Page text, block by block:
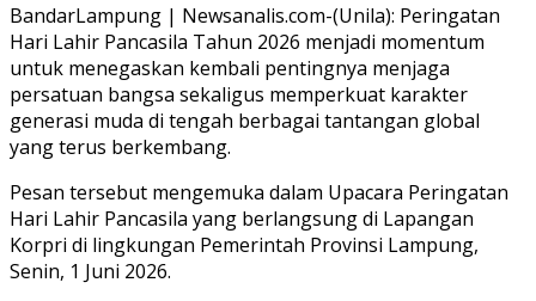
BandarLampung | Newsanalis.com-(Unila): Peringatan
Hari Lahir Pancasila Tahun 2026 menjadi momentum
untuk menegaskan kembali pentingnya menjaga
persatuan bangsa sekaligus memperkuat karakter
generasi muda di tengah berbagai tantangan global
yang terus berkembang.
Pesan tersebut mengemuka dalam Upacara Peringatan
Hari Lahir Pancasila yang berlangsung di Lapangan
Korpri di lingkungan Pemerintah Provinsi Lampung,
Senin, 1 Juni 2026.